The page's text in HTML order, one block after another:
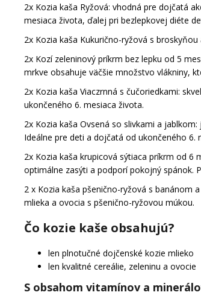
2x Kozia kaša Ryžová: vhodná pre dojčatá
mesiaca života, ďalej pri bezlepkovej diéte
2x Kozia kaša Kukurično-ryžová s broskyňou
2x Kozí zeleninový príkrm bez lepku od 5
mrkve obsahuje väčšie množstvo vlákniny,
2x Kozia kaša Viaczrnná s čučoriedkami:
ukončeného 6. mesiaca života.
2x Kozia kaša Ovsená so slivkami a jablkom:
Ideálne pre deti a dojčatá od ukončeného 6.
2x Kozia kaša krupicová sýtiaca príkrm od 6
optimálne zasýti a podporí pokojný spánok.
2 x Kozia kaša pšenično-ryžová s banánom
mlieka a ovocia s pšenično-ryžovou múkou.
Čo kozie kaše obsahujú?
len plnotučné dojčenské kozie mlieko
len kvalitné cereálie, zeleninu a ovocie
S obsahom vitamínov a